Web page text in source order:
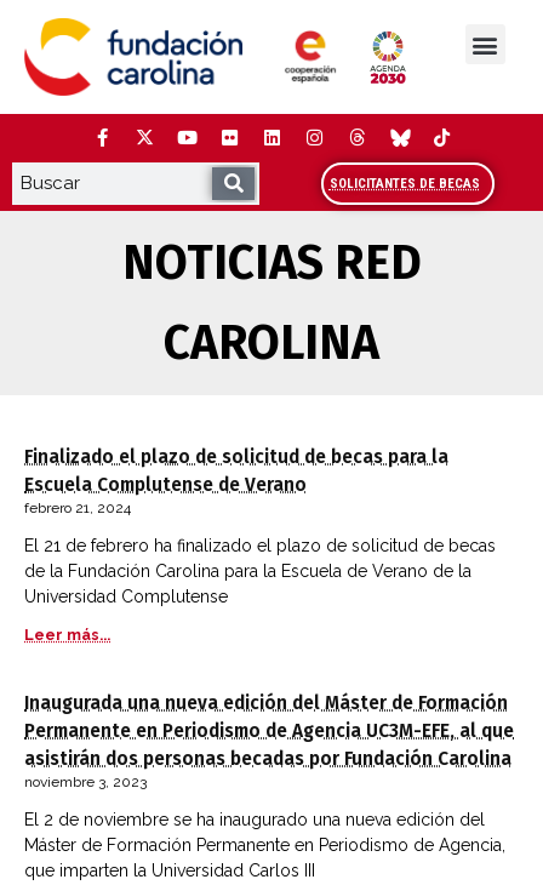
contenido
SOLICITANTES DE BECAS
NOTICIAS RED
CAROLINA
Finalizado el plazo de solicitud de becas para la
Escuela Complutense de Verano
febrero 21, 2024
El 21 de febrero ha finalizado el plazo de solicitud de becas
de la Fundación Carolina para la Escuela de Verano de la
Universidad Complutense
Leer más...
Inaugurada una nueva edición del Máster de Formación
Permanente en Periodismo de Agencia UC3M-EFE, al que
asistirán dos personas becadas por Fundación Carolina
noviembre 3, 2023
El 2 de noviembre se ha inaugurado una nueva edición del
Máster de Formación Permanente en Periodismo de Agencia,
que imparten la Universidad Carlos III